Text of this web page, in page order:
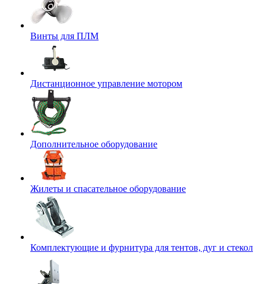
Винты для ПЛМ
Дистанционное управление мотором
Дополнительное оборудование
Жилеты и спасательное оборудование
Комплектующие и фурнитура для тентов, дуг и стекол